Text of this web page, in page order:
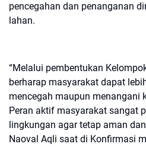
pencegahan dan penanganan
lahan.
“Melalui pembentukan
berharap masyarakat dapat
mencegah maupun menangani
Peran aktif masyarakat sangat
lingkungan agar tetap aman
Naoval Aqli saat di Konfirmasi